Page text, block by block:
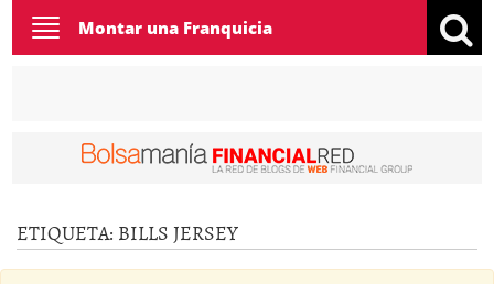
Toggle
navigation
Montar una Franquicia
ETIQUETA: BILLS JERSEY